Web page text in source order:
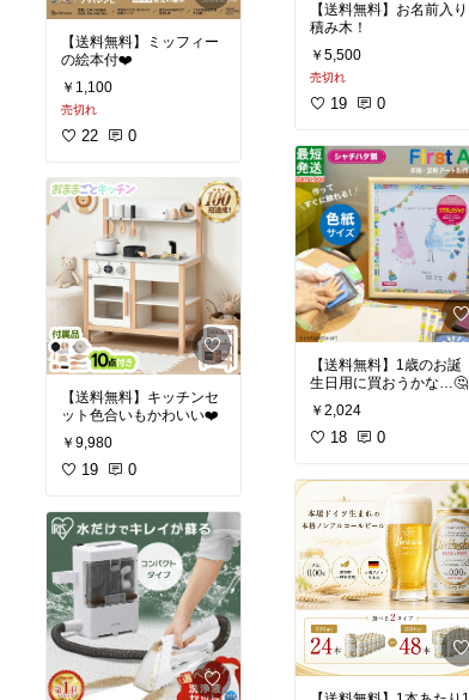
【送料無料】ミッフィー
の絵本付❤️
￥1,100
売切れ
22 0
【送料無料】キッチンセ
ット色合いもかわいい❤️
￥9,980
19 0
【送料無料】お名前入り
積み木！
￥5,500
売切れ
19 0
【送料無料】1歳のお誕
生日用に買おうかな…🤔
￥2,024
18 0